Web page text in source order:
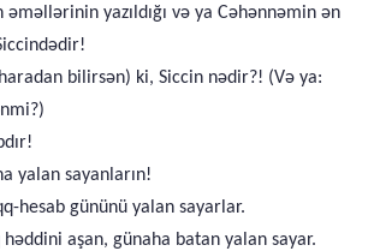
yazıldığı və ya Cəhənnəmin ən
bilirsən) ki, Siccin nədir?! (Və ya:
yalan sayanların!
hesab gününü yalan sayarlar.
aşan, günaha batan yalan sayar.